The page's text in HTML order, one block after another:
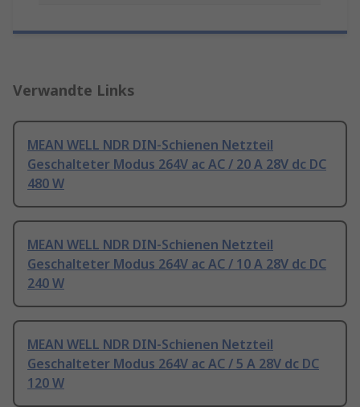
Verwandte Links
MEAN WELL NDR DIN-Schienen Netzteil
Geschalteter Modus 264V ac AC / 20 A 28V dc DC
480 W
MEAN WELL NDR DIN-Schienen Netzteil
Geschalteter Modus 264V ac AC / 10 A 28V dc DC
240 W
MEAN WELL NDR DIN-Schienen Netzteil
Geschalteter Modus 264V ac AC / 5 A 28V dc DC
120 W